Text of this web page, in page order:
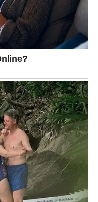
sigurnost i rast. Nije u
osnova koja vam
budućnost i
nad svojim životom.
što je birao dugoročne
i jasnoća. Ako ste u
i realne planove.
vas vide kao oslonac,
period u kome Jarac
oblik uspeha. Vaši